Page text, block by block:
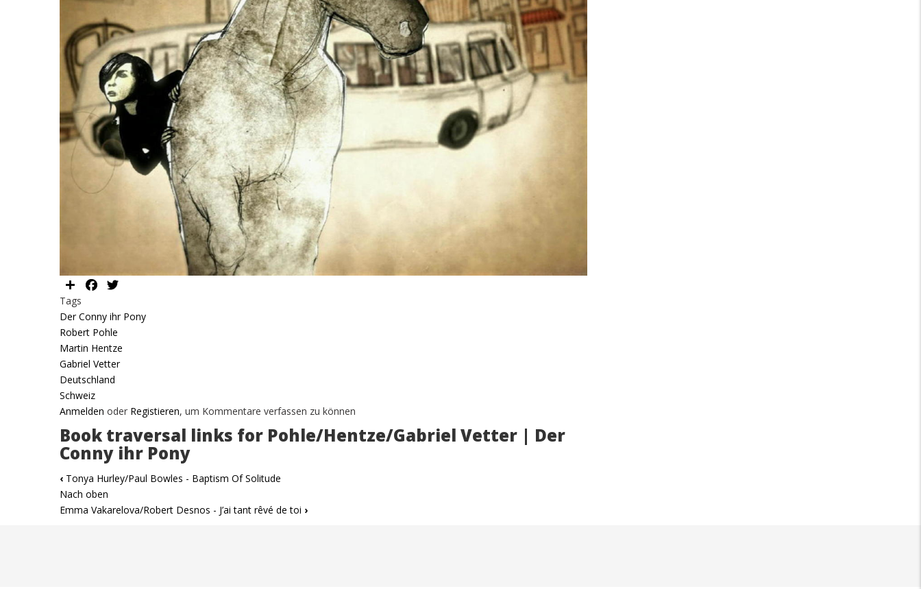
ShareFacebook
Tags
Der Conny ihr Pony
Robert Pohle
Martin Hentze
Gabriel Vetter
Deutschland
Schweiz
Anmelden oder Registieren, um Kommentare verfassen zu können
Book traversal links for Pohle/Hentze/Gabriel Vetter | Der
Conny ihr Pony
‹ Tonya Hurley/Paul Bowles - Baptism Of Solitude
Nach oben
Emma Vakarelova/Robert Desnos - J’ai tant rêvé de toi ›